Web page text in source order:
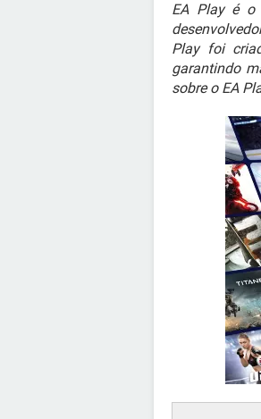
EA Play é o
Play foi
garantindo
sobre o EA